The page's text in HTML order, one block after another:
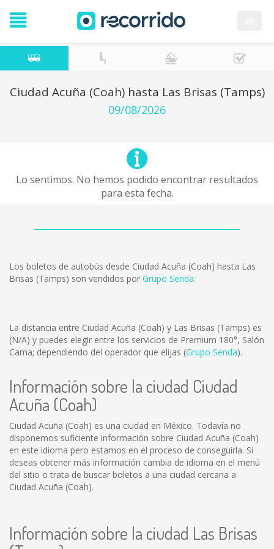
Ciudad Acuña (Coah) hasta Las Brisas (Tamps)
09/08/2026
Lo sentimos. No hemos podido encontrar resultados
para esta fecha.
Los boletos de autobús desde Ciudad Acuña (Coah) hasta Las
Brisas (Tamps) son vendidos por Grupo Senda.
La distancia entre Ciudad Acuña (Coah) y Las Brisas (Tamps) es
(N/A) y puedes elegir entre los servicios de Premium 180°, Salón
Cama; dependiendo del operador que elijas (Grupo Senda).
Información sobre la ciudad Ciudad
Acuña (Coah)
Ciudad Acuña (Coah) es una ciudad en México. Todavía no
disponemos suficiente información sobre Ciudad Acuña (Coah)
en este idioma pero estamos en el proceso de conseguirla. Si
deseas obtener más información cambia de idioma en el menú
del sitio o trata de buscar boletos a una ciudad cercana a
Ciudad Acuña (Coah).
Información sobre la ciudad Las Brisas